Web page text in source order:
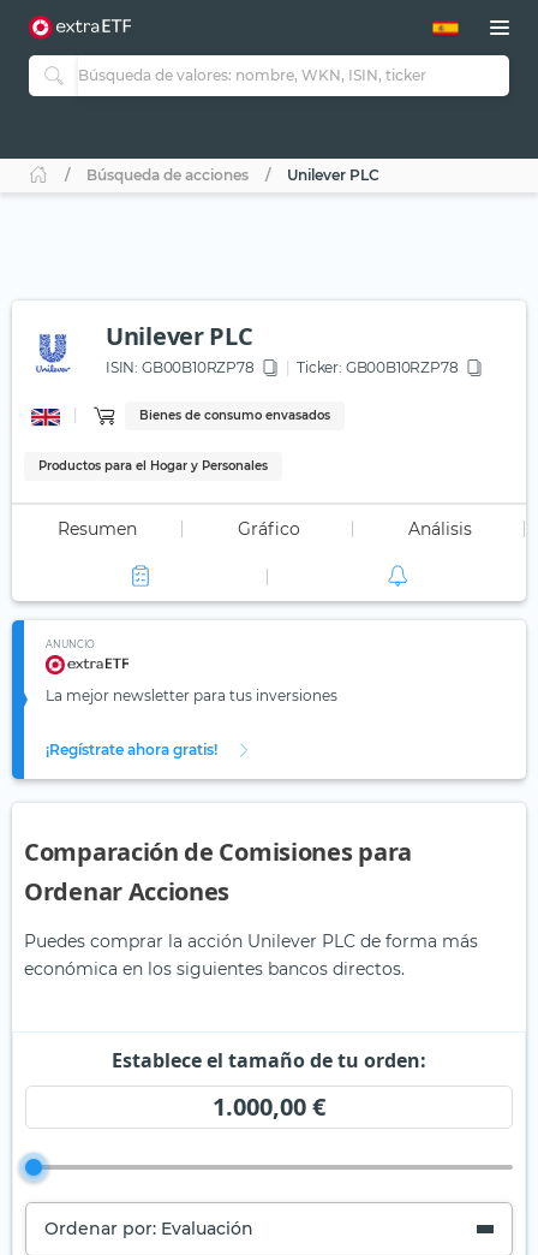
Búsqueda de acciones Unilever PLC
Unilever PLC
ISIN: GB00B10RZP78 Ticker: GB00B10RZP78
Bienes de consumo envasados
Productos para el Hogar y Personales
Resumen Gráfico Análisis
ANUNCIO
La mejor newsletter para tus inversiones
¡Regístrate ahora gratis!
Comparación de Comisiones para
Ordenar Acciones
Puedes comprar la acción Unilever PLC de forma más
económica en los siguientes bancos directos.
Establece el tamaño de tu orden:
1.000,00 €
Ordenar por: Evaluación